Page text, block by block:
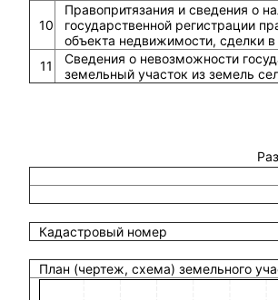
10
Правопритязания и сведения о
государственной регистрации
объекта недвижимости, сделки
11
Сведения о невозможности
земельный участок из земель
Кадастровый номер
План (чертеж, схема) земельного